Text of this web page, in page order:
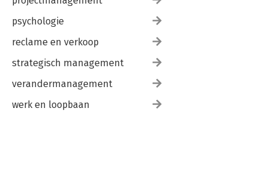
psychologie
reclame en verkoop
strategisch management
verandermanagement
werk en loopbaan